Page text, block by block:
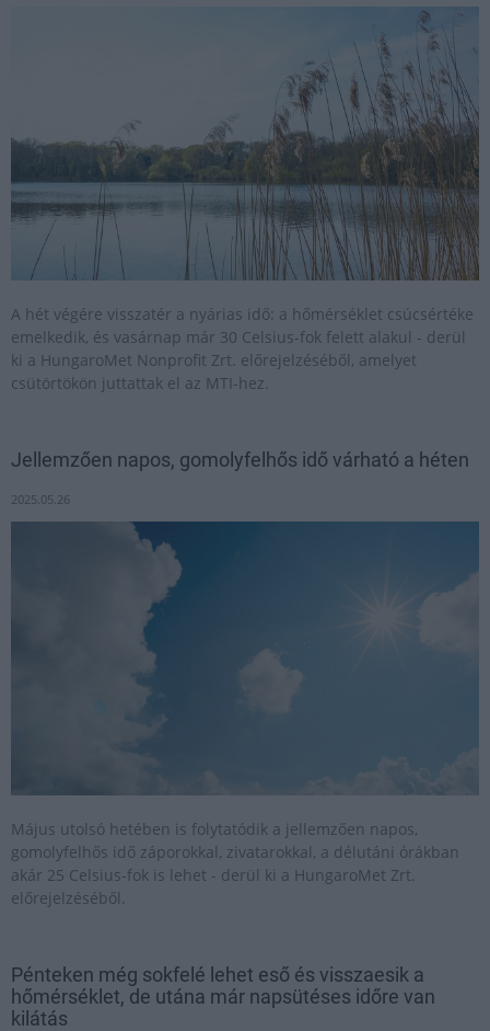
A hét végére visszatér a nyárias idő: a hőmérséklet csúcsértéke
emelkedik, és vasárnap már 30 Celsius-fok felett alakul - derül
ki a HungaroMet Nonprofit Zrt. előrejelzéséből, amelyet
csütörtökön juttattak el az MTI-hez.
Jellemzően napos, gomolyfelhős idő várható a héten
2025.05.26
Május utolsó hetében is folytatódik a jellemzően napos,
gomolyfelhős idő záporokkal, zivatarokkal, a délutáni órákban
akár 25 Celsius-fok is lehet - derül ki a HungaroMet Zrt.
előrejelzéséből.
Pénteken még sokfelé lehet eső és visszaesik a
hőmérséklet, de utána már napsütéses időre van
kilátás